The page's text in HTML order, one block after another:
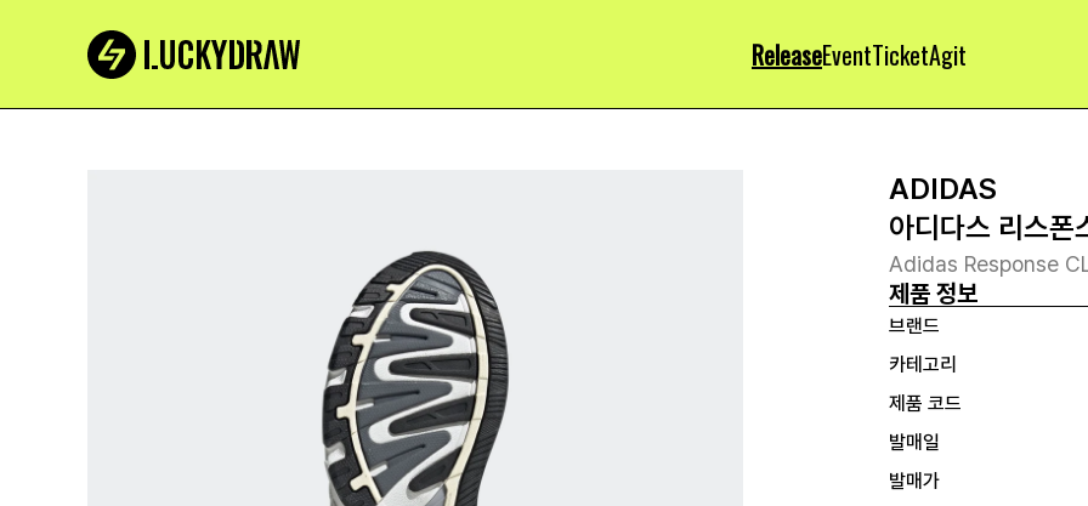
ReleaseEventTicketAgit
ADIDAS
아디다스 리스폰
Adidas Response
제품 정보
브랜드
카테고리
제품 코드
발매일
발매가